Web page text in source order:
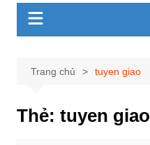
Trang chủ tuyen giao
Thẻ: tuyen giao